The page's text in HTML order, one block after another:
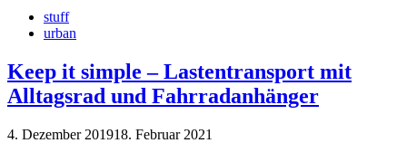
stuff
urban
Keep it simple – Lastentransport mit
Alltagsrad und Fahrradanhänger
4. Dezember 201918. Februar 2021